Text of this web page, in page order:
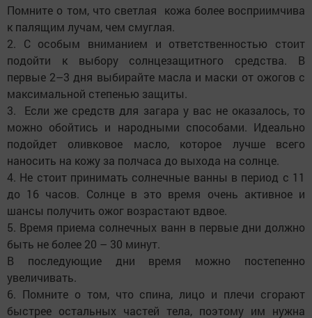
Помните о том, что светлая кожа более восприимчива
к палящим лучам, чем смуглая.
2. С особым вниманием и ответственностью стоит
подойти к выбору солнцезащитного средства. В
первые 2–3 дня выбирайте масла и маски от ожогов с
максимальной степенью защиты.
3. Если же средств для загара у вас не оказалось, то
можно обойтись и народными способами. Идеально
подойдет оливковое масло, которое лучше всего
наносить на кожу за полчаса до выхода на солнце.
4. Не стоит принимать солнечные ванны в период с 11
до 16 часов. Солнце в это время очень активное и
шансы получить ожог возрастают вдвое.
5. Время приема солнечных ванн в первые дни должно
быть не более 20 – 30 минут.
В последующие дни время можно постепенно
увеличивать.
6. Помните о том, что спина, лицо и плечи сгорают
быстрее остальных частей тела, поэтому им нужна